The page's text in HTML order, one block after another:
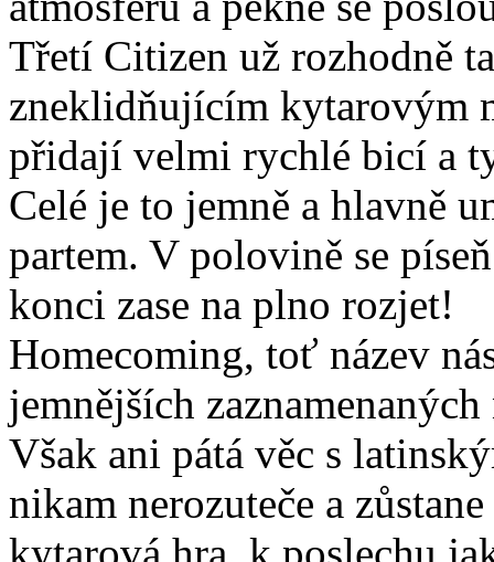
Třetí Citizen už rozhodně
zneklidňujícím kytarovým
přidají velmi rychlé bicí a
Celé je to jemně a hlavně
partem. V polovině se
konci zase na plno rozjet!
Homecoming, toť název
jemnějších
Však ani pátá věc s
nikam nerozuteče a
kytarová hra, k poslechu